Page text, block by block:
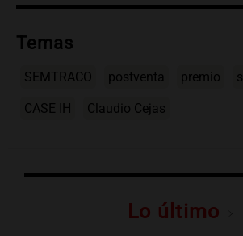
Temas
SEMTRACO postventa premio
CASE IH Claudio Cejas
Lo último